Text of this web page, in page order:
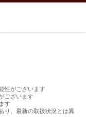
性がございます
ございます
す
り、最新の取扱状況とは異